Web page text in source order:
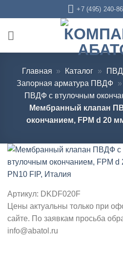
to
content
+7 (495) 240-
Главная » Каталог »
Запорная арматура ПВДФ »
ПВДФ с втулочным
Мембранный клапан
окончанием, FPM d 20
Артикул: DKDF020F
Цены актуальны только при
сайте. По заявкам просьба
info@abatol.ru